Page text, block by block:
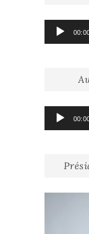
Lecteur
audio
Lecteur
audio